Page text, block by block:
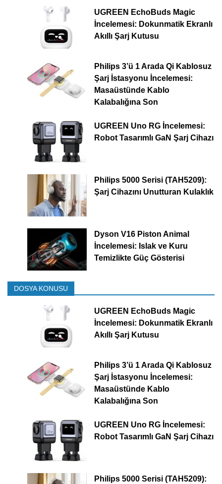
UGREEN EchoBuds Magic
İncelemesi: Dokunmatik Ekranlı
Akıllı Şarj Kutusu
Philips 3’ü 1 Arada Qi Kablosuz
Şarj İstasyonu İncelemesi:
Masaüstünde Kablo
Kalabalığına Son
UGREEN Uno RG İncelemesi:
Robot Tasarımlı GaN Şarj Cihazı
Philips 5000 Serisi (TAH5209):
Şarj Cihazını Unutturan Kulaklık
Dyson V16 Piston Animal
İncelemesi: Islak ve Kuru
Temizlikte Güç Gösterisi
DOSYA KONUSU
UGREEN EchoBuds Magic
İncelemesi: Dokunmatik Ekranlı
Akıllı Şarj Kutusu
Philips 3’ü 1 Arada Qi Kablosuz
Şarj İstasyonu İncelemesi:
Masaüstünde Kablo
Kalabalığına Son
UGREEN Uno RG İncelemesi:
Robot Tasarımlı GaN Şarj Cihazı
Philips 5000 Serisi (TAH5209):